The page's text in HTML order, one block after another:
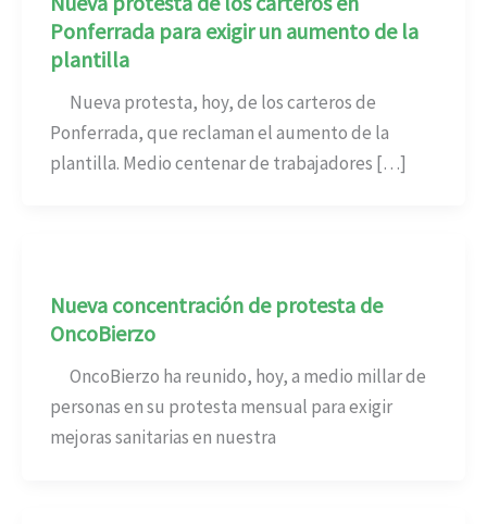
Ponferrada para exigir un aumento de la
plantilla
Nueva protesta, hoy, de los carteros de
Ponferrada, que reclaman el aumento de la
plantilla. Medio centenar de trabajadores […]
Nueva concentración de protesta de
OncoBierzo
OncoBierzo ha reunido, hoy, a medio millar de
personas en su protesta mensual para exigir
mejoras sanitarias en nuestra